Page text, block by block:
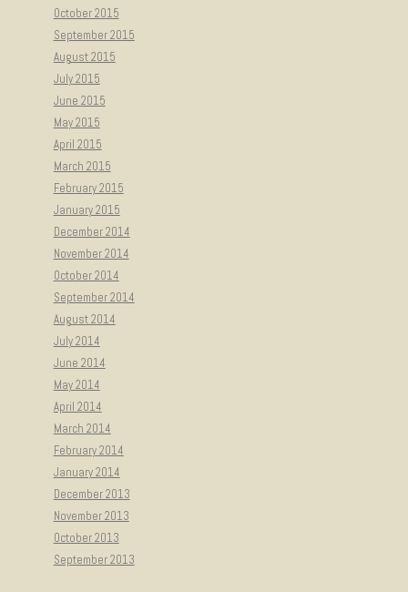
October 2015
September 2015
August 2015
July 2015
June 2015
May 2015
April 2015
March 2015
February 2015
January 2015
December 2014
November 2014
October 2014
September 2014
August 2014
July 2014
June 2014
May 2014
April 2014
March 2014
February 2014
January 2014
December 2013
November 2013
October 2013
September 2013